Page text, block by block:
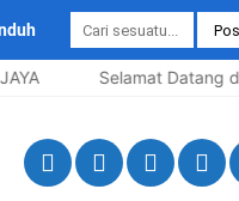
Selamat Datang di